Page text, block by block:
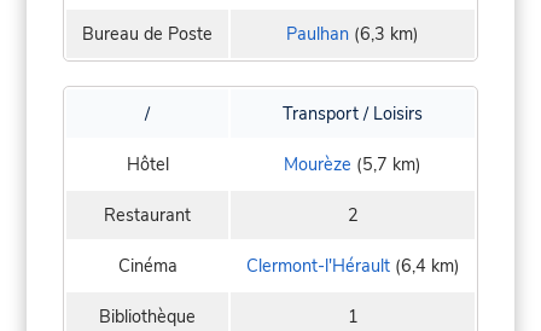
Bureau de Poste Paulhan (6,3 km)
/ Transport / Loisirs
Hôtel Mourèze (5,7 km)
Restaurant 2
Cinéma Clermont-l'Hérault(6,4 km)
Bibliothèque 1